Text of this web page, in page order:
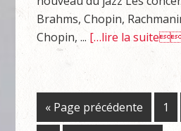
Brahms, Chopin,
Chopin, ... […lire la
« Page précédente 1